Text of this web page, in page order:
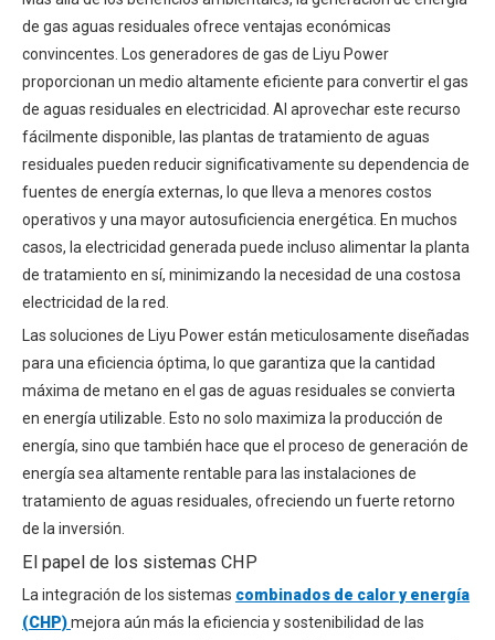
de gas aguas residuales ofrece ventajas económicas
convincentes. Los generadores de gas de Liyu Power
proporcionan un medio altamente eficiente para convertir el gas
de aguas residuales en electricidad. Al aprovechar este recurso
fácilmente disponible, las plantas de tratamiento de aguas
residuales pueden reducir significativamente su dependencia de
fuentes de energía externas, lo que lleva a menores costos
operativos y una mayor autosuficiencia energética. En muchos
casos, la electricidad generada puede incluso alimentar la planta
de tratamiento en sí, minimizando la necesidad de una costosa
electricidad de la red.
Las soluciones de Liyu Power están meticulosamente diseñadas
para una eficiencia óptima, lo que garantiza que la cantidad
máxima de metano en el gas de aguas residuales se convierta
en energía utilizable. Esto no solo maximiza la producción de
energía, sino que también hace que el proceso de generación de
energía sea altamente rentable para las instalaciones de
tratamiento de aguas residuales, ofreciendo un fuerte retorno
de la inversión.
El papel de los sistemas CHP
La integración de los sistemas combinados de calor y energía
(CHP)mejora aún más la eficiencia y sostenibilidad de las